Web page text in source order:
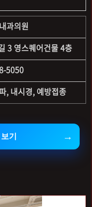
과의원
3 영스퀘어건물 4층
5050
, 내시경, 예방접종
기